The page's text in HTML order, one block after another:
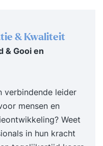
Boeiend
en van mij: hoe
horen we, wat
naar je
in- en uit het
je publiek, etc.
en overtuigend. Ik
te
presenteert. Deze
& Kwaliteit
& Gooi en
verbindende leider
mensen en
Weet
in hun kracht